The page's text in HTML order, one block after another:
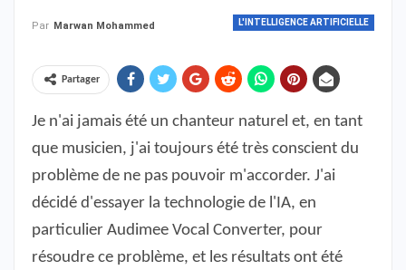
L'INTELLIGENCE ARTIFICIELLE
Par Marwan Mohammed
Partager
Je n'ai jamais été un chanteur naturel et, en tant
que musicien, j'ai toujours été très conscient du
problème de ne pas pouvoir m'accorder. J'ai
décidé d'essayer la technologie de l'IA, en
particulier Audimee Vocal Converter, pour
résoudre ce problème, et les résultats ont été